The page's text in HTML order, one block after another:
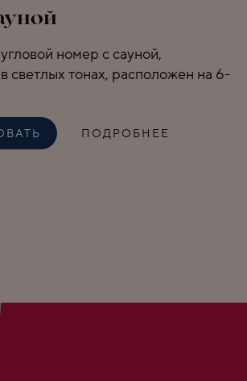
номер с сауной,
светлых тонах, расположен на 6-
ПОДРОБНЕЕ